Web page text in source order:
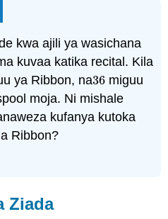
kwa ajili ya wasichana
kuvaa katika recital. Kila
ya Ribbon, na36
36 miguu
moja. Ni mishale
kufanya kutoka
Ribbon?
Ziada